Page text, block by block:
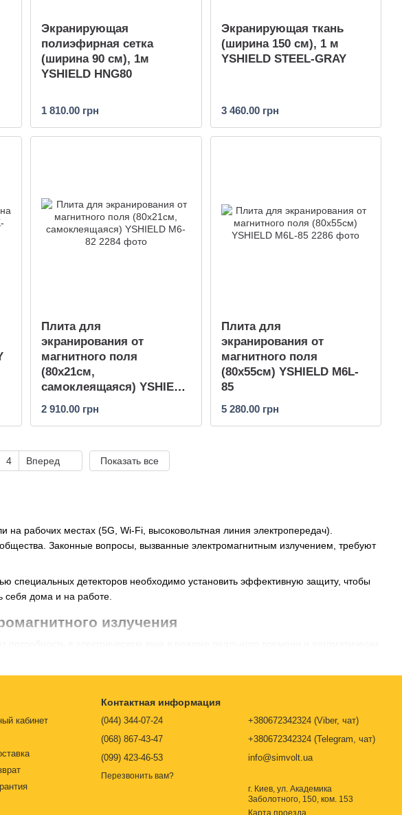
рабочих местах (5G, Wi-Fi, высоковольтная линия электропередач).
Законные вопросы, вызванные электромагнитным излучением, требуют
специальных детекторов необходимо установить эффективную защиту, чтобы
себя дома и на работе.
излучения
поле и магнитное поле), которые постоянно излучает
и простым в применении решением по защите от электромагнитного
частоты. В интернет маркетеhttps://simvolt.ua/
излучения (ВЧ) и низкочастотных электрических полей (НЧ).
защиту от электромагнитного излучения (Wi-Fi, 5G, низкочастотное
Экранирующая
полиэфирная сетка
(ширина 90 см), 1м
YSHIELD HNG80
1 810.00 грн
Экранирующая ткань
(ширина 150 см), 1 м
YSHIELD STEEL-GRAY
3 460.00 грн
Плита для
экранирования от
магнитного поля
(80х21см,
самоклеящаяся) YSHIELD
M6-82
2 910.00 грн
Плита для
экранирования от
магнитного поля
(80х55см) YSHIELD M6L-
85
5 280.00 грн
4 Вперед Показать все
кабинет
Контактная информация
(044) 344-07-24
(068) 867-43-47
(099) 423-46-53
Перезвонить вам?
+380672342324 (Viber, чат)
+380672342324 (Telegram, чат)
info@simvolt.ua
г. Киев, ул. Академика
Заболотного, 150, ком. 153
Карта проезда